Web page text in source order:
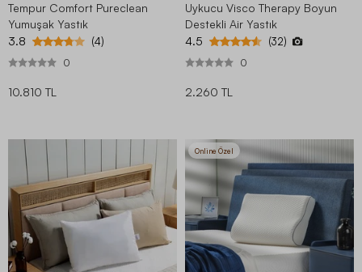
Tempur Comfort Pureclean
Yumuşak Yastık
3.8
(4)
0
10.810 TL
Uykucu Visco Therapy Boyun
Destekli Air Yastık
4.5
(32)
0
2.260 TL
Online Özel